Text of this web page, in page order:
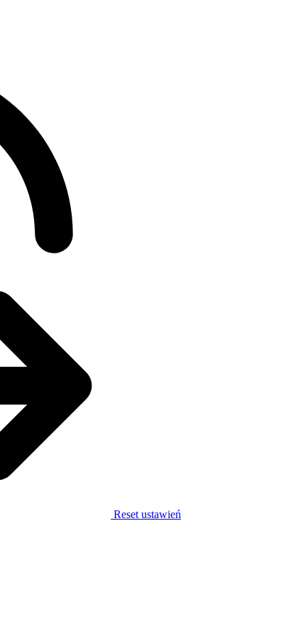
Reset ustawień